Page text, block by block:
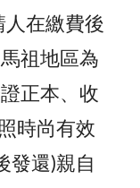
在繳費後
祖地區為
正本、收
時尚有效
發還)親自